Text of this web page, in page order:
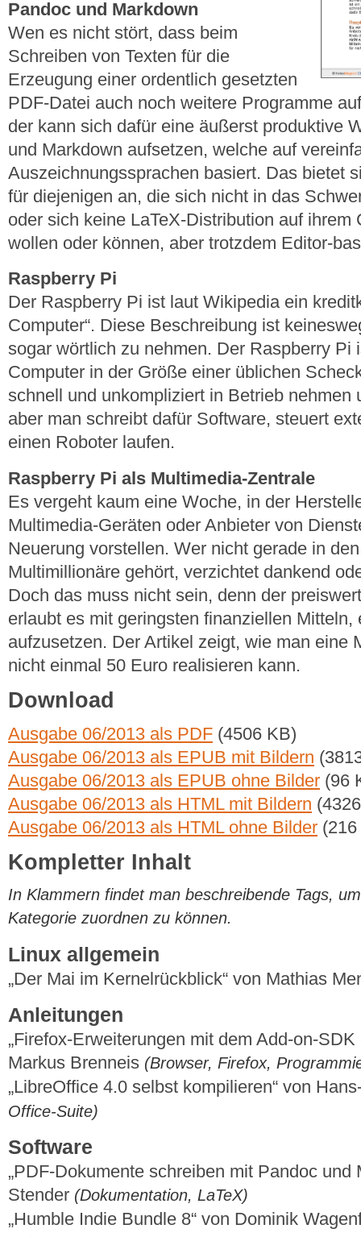
Pandoc und Markdown
Wen es nicht stört, dass beim
Schreiben von Texten für die
Erzeugung einer ordentlich gesetzten
PDF-Datei auch noch weitere Programme
der kann sich dafür eine äußerst produktive
und Markdown aufsetzen, welche auf
Auszeichnungssprachen basiert. Das bietet
für diejenigen an, die sich nicht in das
oder sich keine LaTeX-Distribution auf ihrem
wollen oder können, aber trotzdem Editor-
Raspberry Pi
Der Raspberry Pi ist laut Wikipedia ein
Computer“. Diese Beschreibung ist
sogar wörtlich zu nehmen. Der Raspberry Pi
Computer in der Größe einer üblichen
schnell und unkompliziert in Betrieb nehmen
aber man schreibt dafür Software, steuert
einen Roboter laufen.
Raspberry Pi als Multimedia-Zentrale
Es vergeht kaum eine Woche, in der
Multimedia-Geräten oder Anbieter von
Neuerung vorstellen. Wer nicht gerade in
Multimillionäre gehört, verzichtet dankend
Doch das muss nicht sein, denn der
erlaubt es mit geringsten finanziellen Mitteln,
aufzusetzen. Der Artikel zeigt, wie man eine
nicht einmal 50 Euro realisieren kann.
Download
Ausgabe 06/2013 als PDF (4506 KB)
Ausgabe 06/2013 als EPUB mit Bildern
Ausgabe 06/2013 als EPUB ohne Bilder (96
Ausgabe 06/2013 als HTML mit Bildern
Ausgabe 06/2013 als HTML ohne Bilder
Kompletter Inhalt
In Klammern findet man beschreibende Tags,
Kategorie zuordnen zu können.
Linux allgemein
„Der Mai im Kernelrückblick“ von Mathias
Anleitungen
„Firefox-Erweiterungen mit dem Add-on-
Markus Brenneis (Browser, Firefox,
„LibreOffice 4.0 selbst kompilieren“ von
Office-Suite)
Software
„PDF-Dokumente schreiben mit Pandoc und
Stender (Dokumentation, LaTeX)
„Humble Indie Bundle 8“ von Dominik